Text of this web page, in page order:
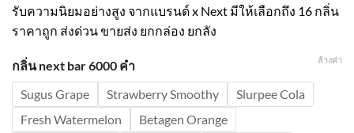
รับความนิยมอย่างสูง จากแบรนด์ x Next มีให้เลือกถึง 16 กลิ่น
ราคาถูก ส่งด่วน ขายส่ง ยกกล่อง ยกลัง
กลิ่น next bar 6000 คำ
Sugus Grape
Strawberry Smoothy
Slurpee Cola
Fresh Watermelon
Betagen Orange
ล้างค่า